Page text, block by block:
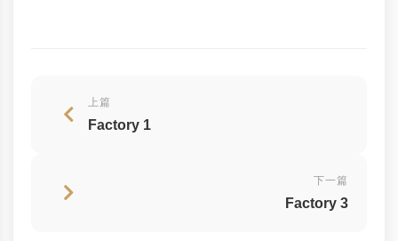
上篇
Factory 1
下一篇
Factory 3